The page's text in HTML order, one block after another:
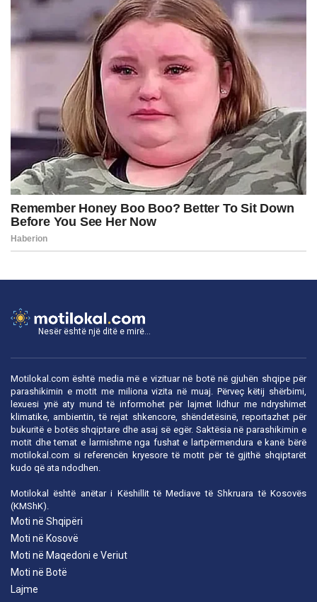
Nesër është një ditë e mirë...
Motilokal.com është media më e vizituar në botë në gjuhën shqipe për
parashikimin e motit me miliona vizita në muaj. Përveç këtij shërbimi,
lexuesi ynë aty mund të informohet për lajmet lidhur me ndryshimet
klimatike, ambientin, të rejat shkencore, shëndetësinë, reportazhet për
bukuritë e botës shqiptare dhe asaj së egër. Saktësia në parashikimin e
motit dhe temat e larmishme nga fushat e lartpërmendura e kanë bërë
motilokal.com si referencën kryesore të motit për të gjithë shqiptarët
kudo që ata ndodhen.
Motilokal është anëtar i Këshillit të Mediave të Shkruara të Kosovës
(KMShK).
Moti në Shqipëri
Moti në Kosovë
Moti në Maqedoni e Veriut
Moti në Botë
Lajme